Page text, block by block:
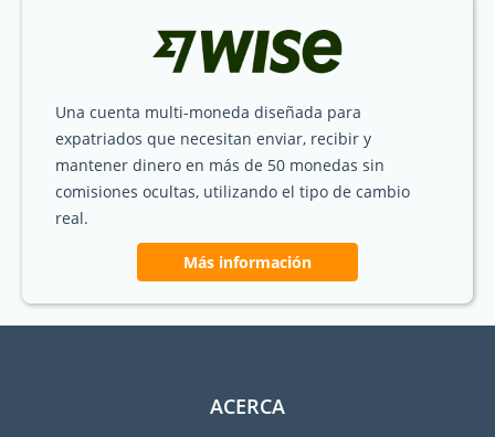
Una cuenta multi-moneda diseñada para
expatriados que necesitan enviar, recibir y
mantener dinero en más de 50 monedas sin
comisiones ocultas, utilizando el tipo de cambio
real.
Más información
ACERCA